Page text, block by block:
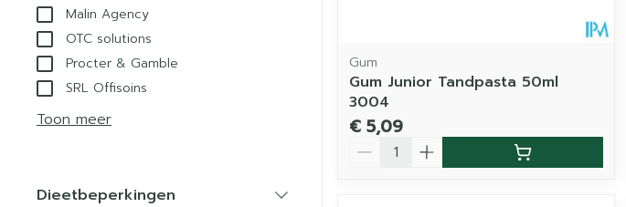
Malin Agency
OTC solutions
Procter & Gamble
SRL Offisoins
Toon meer
Dieetbeperkingen
Gum
Gum Junior Tandpasta 50ml
3004
€ 5,09
Aantal